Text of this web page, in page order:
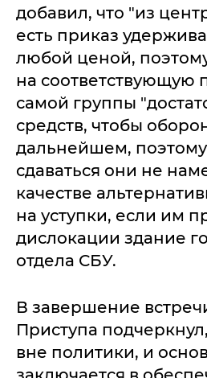
добавил, что "из
есть приказ
любой ценой,
на соответствующую
самой группы
средств, чтобы
дальнейшем,
сдаваться они не
качестве
на уступки, если им
дислокации здание
отдела СБУ.
В завершение
Приступа
вне политики, и